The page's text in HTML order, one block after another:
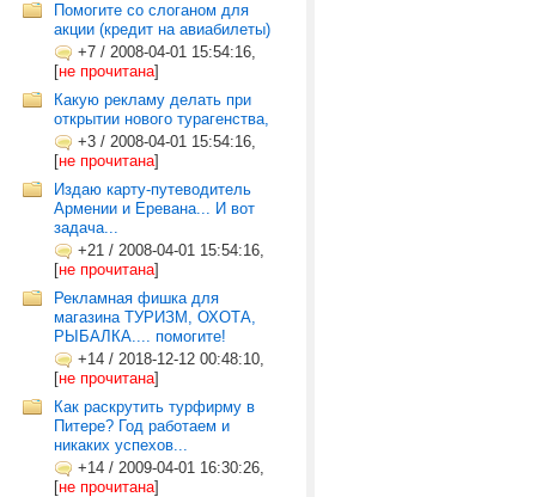
Помогите со слоганом для
акции (кредит на авиабилеты)
+7 / 2008-04-01 15:54:16,
[не прочитана]
Какую рекламу делать при
открытии нового турагенства,
+3 / 2008-04-01 15:54:16,
[не прочитана]
Издаю карту-путеводитель
Армении и Еревана... И вот
задача...
+21 / 2008-04-01 15:54:16,
[не прочитана]
Рекламная фишка для
магазина ТУРИЗМ, ОХОТА,
РЫБАЛКА.... помогите!
+14 / 2018-12-12 00:48:10,
[не прочитана]
Как раскрутить турфирму в
Питере? Год работаем и
никаких успехов...
+14 / 2009-04-01 16:30:26,
[не прочитана]